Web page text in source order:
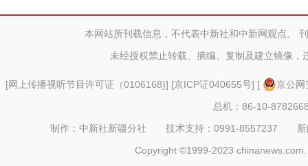
本网站所刊载信息，不代表中新社和中新网观点。
未经授权禁止转载、摘编、复制及建立镜像，
[网上传播视听节目许可证（0106168)] [京ICP证040655号] [
京公
总机：86-10-
制作：中新社新疆分社 技术支持：0991-8557237
Copyright ©1999-2023